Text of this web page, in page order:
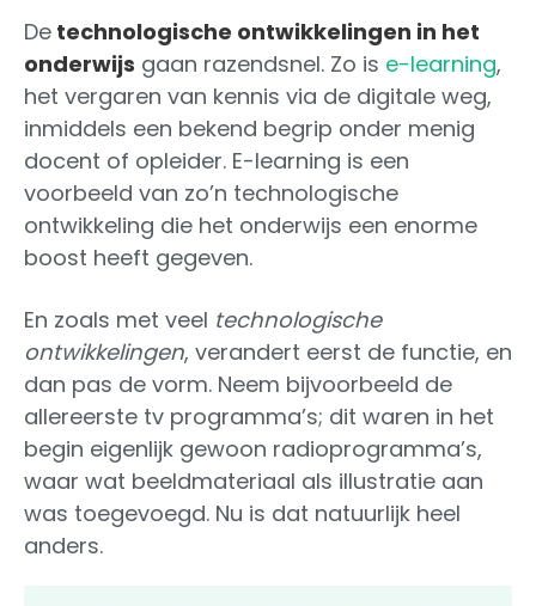
De technologische ontwikkelingen in het
onderwijs gaan razendsnel. Zo is e-learning,
het vergaren van kennis via de digitale weg,
inmiddels een bekend begrip onder menig
docent of opleider. E-learning is een
voorbeeld van zo’n technologische
ontwikkeling die het onderwijs een enorme
boost heeft gegeven.
En zoals met veel technologische
ontwikkelingen, verandert eerst de functie, en
dan pas de vorm. Neem bijvoorbeeld de
allereerste tv programma’s; dit waren in het
begin eigenlijk gewoon radioprogramma’s,
waar wat beeldmateriaal als illustratie aan
was toegevoegd. Nu is dat natuurlijk heel
anders.